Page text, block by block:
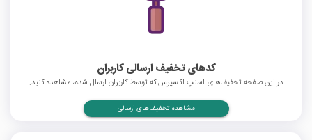
کدهای تخفیف ارسالی کاربران
در این صفحه تخفیف‌های اسنپ اکسپرس که توسط کاربران ارسال شده، مشاهده کنید.
مشاهده تخفیف‌های ارسالی